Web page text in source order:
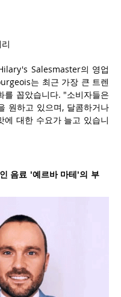
Salesmaster의 영업
는 최근 가장 큰 트렌
를 꼽았습니다. "소비자들은
원하고 있으며, 달콤하거나
에 대한 수요가 늘고 있습니
음료 '예르바 마테'의 부